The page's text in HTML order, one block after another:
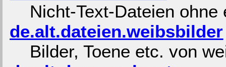
Nicht-Text-Dateien ohne
de.alt.dateien.weibsbilder
Bilder, Toene etc. von